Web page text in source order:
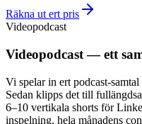
Räkna ut ert pris
Videopodcast
Videopodcast — ett
Vi spelar in ert podcast-
Sedan klipps det till
6–10 vertikala shorts för
inspelning, hela månadens